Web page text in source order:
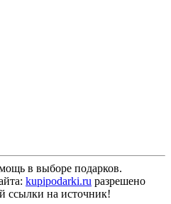
в выборе подарков.
kupipodarki.ru разрешено
ссылки на источник!